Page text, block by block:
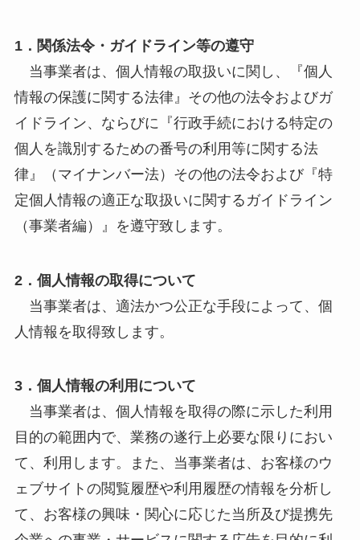
1．関係法令・ガイドライン等の遵守
当事業者は、個人情報の取扱いに関し、『個人
情報の保護に関する法律』その他の法令およびガ
イドライン、ならびに『行政手続における特定の
個人を識別するための番号の利用等に関する法
律』（マイナンバー法）その他の法令および『特
定個人情報の適正な取扱いに関するガイドライン
（事業者編）』を遵守致します。
2．個人情報の取得について
当事業者は、適法かつ公正な手段によって、個
人情報を取得致します。
3．個人情報の利用について
当事業者は、個人情報を取得の際に示した利用
目的の範囲内で、業務の遂行上必要な限りにおい
て、利用します。また、当事業者は、お客様のウ
ェブサイトの閲覧履歴や利用履歴の情報を分析し
て、お客様の興味・関心に応じた当所及び提携先